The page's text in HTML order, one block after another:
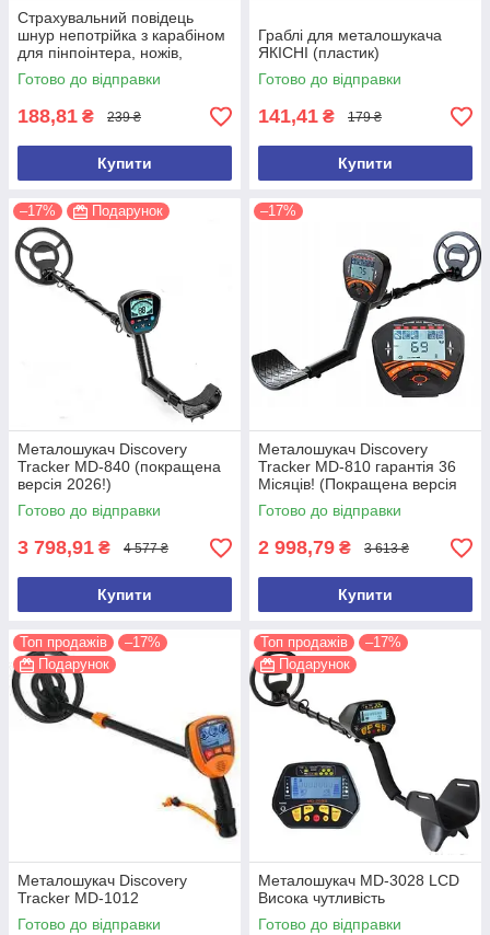
Страхувальний повідець
шнур непотрійка з карабіном
для пінпоінтера, ножів,
ліхтарів, рацій, ключів
Готово до відправки
188,81 ₴ 239 ₴
Купити
Граблі для металошукача
ЯКІСНІ (пластик)
Готово до відправки
141,41 ₴ 179 ₴
Купити
–17% Подарунок
Металошукач Discovery
Tracker MD-840 (покращена
версія 2026!)
Готово до відправки
3 798,91 ₴ 4 577 ₴
Купити
–17%
Металошукач Discovery
Tracker MD-810 гарантія 36
Місяців! (Покращена версія
2026 року)
Готово до відправки
2 998,79 ₴ 3 613 ₴
Купити
Топ продажів
–17%
Подарунок
Металошукач Discovery
Tracker MD-1012
Готово до відправки
Топ продажів
–17%
Подарунок
Металошукач MD-3028 LCD
Висока чутливість
Готово до відправки